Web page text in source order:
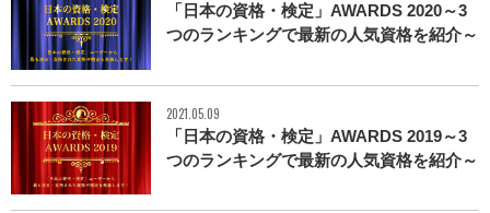
「日本の資格・検定」AWARDS 2020～3
つのランキングで最新の人気資格を紹介～
2021.05.09
「日本の資格・検定」AWARDS 2019～3
つのランキングで最新の人気資格を紹介～